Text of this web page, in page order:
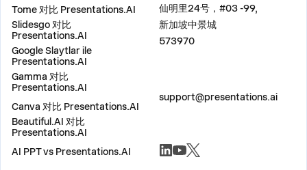
Tome 对比 Presentations.AI
Slidesgo 对比
Presentations.AI
Google Slaytlar ile
Presentations.AI
Gamma 对比
Presentations.AI
Canva 对比 Presentations.AI
Beautiful.AI 对比
Presentations.AI
AI PPT vs Presentations.AI
仙明里24号，#03 -99,
新加坡中景城
573970
support@presentations.ai